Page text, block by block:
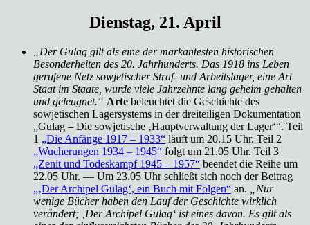
Dienstag, 21. April
„Der Gulag gilt als eine der markantesten historischen
Besonderheiten des 20. Jahrhunderts. Das 1918 ins Leben
gerufene Netz sowjetischer Straf- und Arbeitslager, eine Art
Staat im Staate, wurde viele Jahrzehnte lang geheim gehalten
und geleugnet.“ Arte beleuchtet die Geschichte des
sowjetischen Lagersystems in der dreiteiligen Dokumentation
„Gulag – Die sowjetische ‚Hauptverwaltung der Lager‘“. Teil
1 „Die Anfänge 1917 – 1933“ läuft um 20.15 Uhr. Teil 2
„Wucherungen 1934 – 1945“ folgt um 21.05 Uhr. Teil 3
„Zenit und Todeskampf 1945 – 1957“ beendet die Reihe um
22.05 Uhr. — Um 23.05 Uhr schließt sich noch der Beitrag
„‚Der Archipel Gulag‘, ein Buch mit Folgen“ an.
„Nur
wenige Bücher haben den Lauf der Geschichte wirklich
verändert; ‚Der Archipel Gulag‘ ist eines davon. Es gilt als